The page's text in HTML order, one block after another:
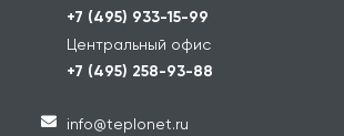
+7 (495) 933-15-99
Центральный офис
+7 (495) 258-93-88
info@teplonet.ru